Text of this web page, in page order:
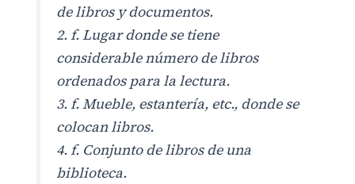
de libros y documentos.
2. f. Lugar donde se tiene
considerable número de libros
ordenados para la lectura.
3. f. Mueble, estantería, etc., donde se
colocan libros.
4. f. Conjunto de libros de una
biblioteca.